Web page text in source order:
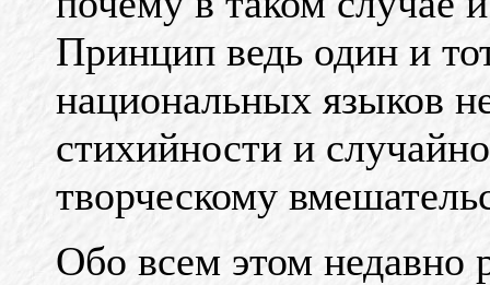
Принцип ведь один и
национальных языков
стихийности и
творческому
Обо всем этом недавно